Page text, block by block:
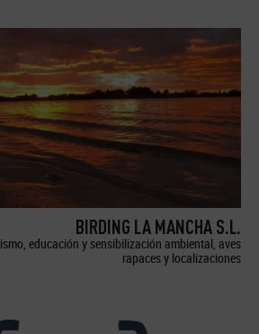
BIRDING LA MANCHA S.L.
educación y sensibilización ambiental, aves
rapaces y localizaciones